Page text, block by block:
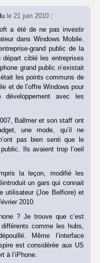
le 21 juin 2010 :
a été de ne pas investir
dans Windows Mobile.
grand public de la
ciblé les entreprises
grand public n’existait
les points communs de
et de l’offre Windows pour
développement avec les
Ballmer et son staff ont
une mode, qu’il ne
pas bien senti que le
Ils avaient trop l’oeil
la leçon, modifié les
un gars qui connait
utilisateur (Joe Belfiore) et
2010.
? Je trouve que c’est
comme les hubs,
Même l’interface
est considérée aux US
à l’iPhone.